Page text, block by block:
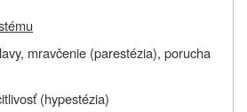
mravčenie (parestézia), porucha
(hypestézia)